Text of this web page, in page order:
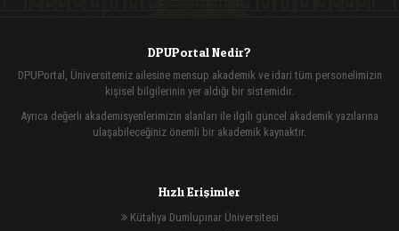
DPUPortal Nedir?
DPUPortal, Üniversitemiz ailesine mensup akademik ve idari tüm personelimizin
kişisel bilgilerinin yer aldığı bir sistemidir.
Ayrıca değerli akademisyenlerimizin alanları ile ilgili güncel akademik yazılarına
ulaşabileceğiniz önemli bir akademik kaynaktır.
Hızlı Erişimler
Kütahya Dumlupınar Üniversitesi